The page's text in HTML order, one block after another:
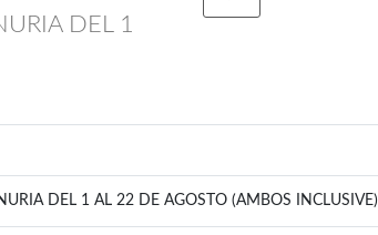
DEL 1
DEL 1 AL 22 DE AGOSTO (AMBOS INCLUSIVE)